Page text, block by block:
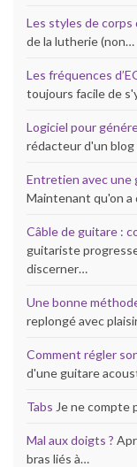
Les styles de
de la lutherie (non…
Les fréquences
toujours facile de
Logiciel pour
rédacteur d'un
Entretien avec une
Maintenant qu'on
Câble de guitare :
guitariste
discerner…
Une bonne
replongé avec
Comment régler
d'une guitare
Tabs Je ne
Mal aux doigts ?
bras liés à…